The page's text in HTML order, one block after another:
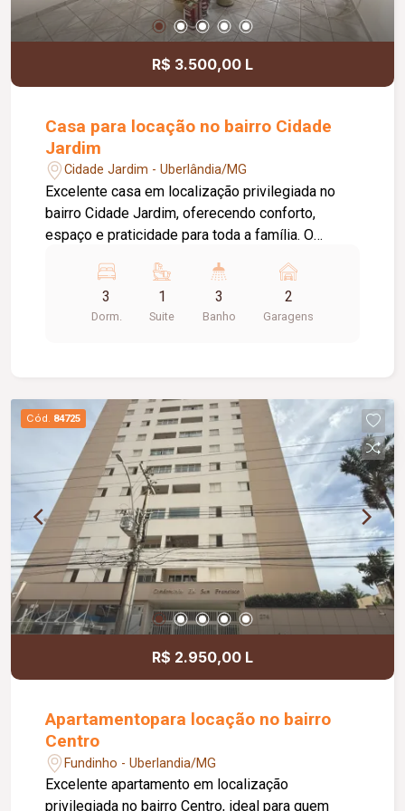
R$ 3.500,00 L
Casa para locação no bairro Cidade
Jardim
Cidade Jardim - Uberlândia/MG
Excelente casa em localização privilegiada no
bairro Cidade Jardim, oferecendo conforto,
espaço e praticidade para toda a família. O
02 quartos com armários, 01 banheiro social, 01
sala de estar, 01 sala de jantar, 01 sala de visitas,
01 cozinha ampla com armários, 01 área de
mais segurança e comodidade aos moradores.
Uma excelente oportunidade para quem busca
uma casa espaçosa, bem localizada e com
ambientes bem distribuídos.
3
Dorm.
1
Suite
3
Banho
2
Garagens
Cód. 84725
R$ 2.950,00 L
Apartamentopara locação no bairro
Centro
Fundinho - Uberlandia/MG
Excelente apartamento em localização
privilegiada no bairro Centro, ideal para quem